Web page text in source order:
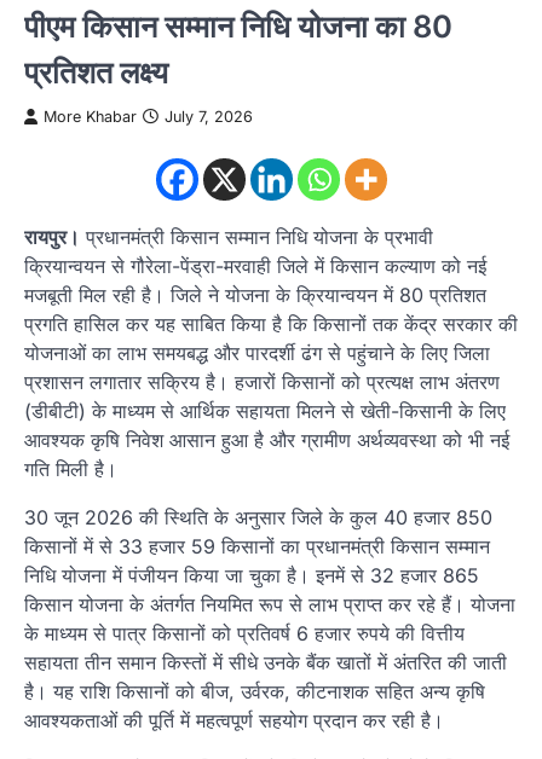
पीएम किसान सम्मान निधि योजना का 80
प्रतिशत लक्ष्य
More Khabar July 7, 2026
रायपुर। प्रधानमंत्री किसान सम्मान निधि योजना के प्रभावी
क्रियान्वयन से गौरेला-पेंड्रा-मरवाही जिले में किसान कल्याण को नई
मजबूती मिल रही है। जिले ने योजना के क्रियान्वयन में 80 प्रतिशत
प्रगति हासिल कर यह साबित किया है कि किसानों तक केंद्र सरकार की
योजनाओं का लाभ समयबद्ध और पारदर्शी ढंग से पहुंचाने के लिए जिला
प्रशासन लगातार सक्रिय है। हजारों किसानों को प्रत्यक्ष लाभ अंतरण
(डीबीटी) के माध्यम से आर्थिक सहायता मिलने से खेती-किसानी के लिए
आवश्यक कृषि निवेश आसान हुआ है और ग्रामीण अर्थव्यवस्था को भी नई
गति मिली है।
30 जून 2026 की स्थिति के अनुसार जिले के कुल 40 हजार 850
किसानों में से 33 हजार 59 किसानों का प्रधानमंत्री किसान सम्मान
निधि योजना में पंजीयन किया जा चुका है। इनमें से 32 हजार 865
किसान योजना के अंतर्गत नियमित रूप से लाभ प्राप्त कर रहे हैं। योजना
के माध्यम से पात्र किसानों को प्रतिवर्ष 6 हजार रुपये की वित्तीय
सहायता तीन समान किस्तों में सीधे उनके बैंक खातों में अंतरित की जाती
है। यह राशि किसानों को बीज, उर्वरक, कीटनाशक सहित अन्य कृषि
आवश्यकताओं की पूर्ति में महत्वपूर्ण सहयोग प्रदान कर रही है।